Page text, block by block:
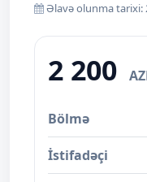
Əlavə olunma tarixi:
2 200
Bölmə
İstifadəçi